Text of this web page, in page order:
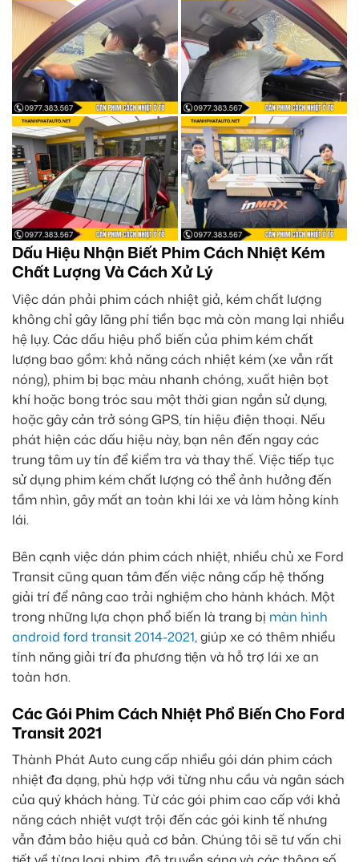
Dấu Hiệu Nhận Biết Phim Cách Nhiệt Kém
Chất Lượng Và Cách Xử Lý
Việc dán phải phim cách nhiệt giả, kém chất lượng
không chỉ gây lãng phí tiền bạc mà còn mang lại nhiều
hệ lụy. Các dấu hiệu phổ biến của phim kém chất
lượng bao gồm: khả năng cách nhiệt kém (xe vẫn rất
nóng), phim bị bạc màu nhanh chóng, xuất hiện bọt
khí hoặc bong tróc sau một thời gian ngắn sử dụng,
hoặc gây cản trở sóng GPS, tín hiệu điện thoại. Nếu
phát hiện các dấu hiệu này, bạn nên đến ngay các
trung tâm uy tín để kiểm tra và thay thế. Việc tiếp tục
sử dụng phim kém chất lượng có thể ảnh hưởng đến
tầm nhìn, gây mất an toàn khi lái xe và làm hỏng kính
lái.
Bên cạnh việc dán phim cách nhiệt, nhiều chủ xe Ford
Transit cũng quan tâm đến việc nâng cấp hệ thống
giải trí để nâng cao trải nghiệm cho hành khách. Một
trong những lựa chọn phổ biến là trang bị màn hình
android ford transit 2014-2021, giúp xe có thêm nhiều
tính năng giải trí đa phương tiện và hỗ trợ lái xe an
toàn hơn.
Các Gói Phim Cách Nhiệt Phổ Biến Cho Ford
Transit 2021
Thành Phát Auto cung cấp nhiều gói dán phim cách
nhiệt đa dạng, phù hợp với từng nhu cầu và ngân sách
của quý khách hàng. Từ các gói phim cao cấp với khả
năng cách nhiệt vượt trội đến các gói kinh tế nhưng
vẫn đảm bảo hiệu quả cơ bản. Chúng tôi sẽ tư vấn chi